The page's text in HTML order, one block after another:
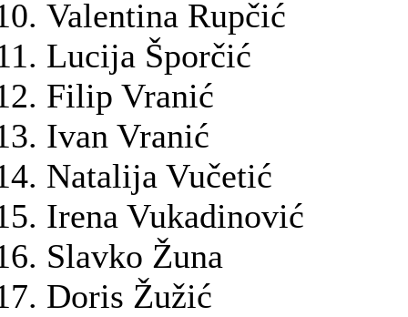
Valentina Rupčić
Lucija Šporčić
Filip Vranić
Ivan Vranić
Natalija Vučetić
Irena Vukadinović
Slavko Žuna
Doris Žužić